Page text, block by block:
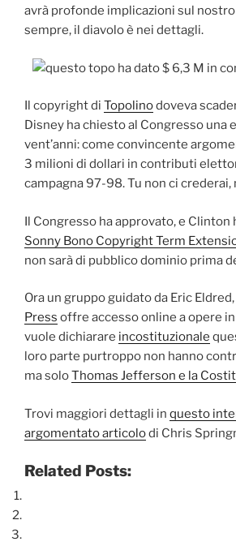
avrà profonde implicazioni sul
sempre, il diavolo è nei dettagli.
Il copyright di Topolinodoveva
Disney ha chiesto al Congresso una
vent’anni: come convincente
3 milioni di dollari in contributi
campagna 97-98. Tu non ci crederai,
Il Congresso ha approvato, e Clinton
Sonny Bono Copyright Term
non sarà di pubblico dominio prima
Ora un gruppo guidato da Eric Eldred,
Press offre accesso online a opere
vuole dichiarare incostituzionale
loro parte purtroppo non hanno
ma soloThomas Jefferson e la
Trovi maggiori dettagli in questo
argomentato articolodi Chris
Related Posts: